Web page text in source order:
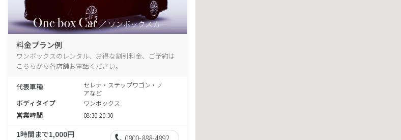
料金プラン例
ワンボックスのレンタル、お得な割引料金、ご予約は
こちらから各店舗お電話ください。
代表車種
セレナ・ステップワゴン・ノ
アなど
ボディタイプ ワンボックス
営業時間 08:30-20:30
1時間まで1,000円 0800-888-4892